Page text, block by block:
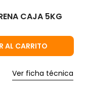
CAJA 5KG
AL CARRITO
Ver ficha técnica